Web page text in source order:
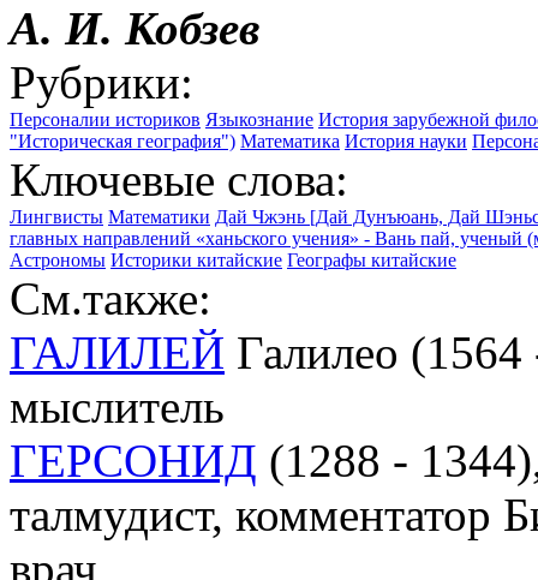
А. И. Кобзев
Рубрики:
Персоналии историков Языкознание История зарубежной
"Историческая география") Математика История науки
Ключевые слова:
Лингвисты Математики Дай Чжэнь [Дай Дунъюань, Дай
главных направлений «ханьского учения» - Вань пай, ученый
Астрономы Историки китайские Географы китайские
См.также:
ГАЛИЛЕЙ Галилео
мыслитель
ГЕРСОНИД (1288 -
талмудист, комментатор
врач